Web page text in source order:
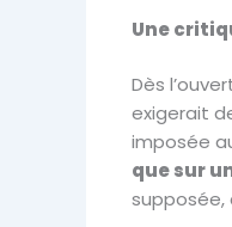
Une
Dès
exigerait
imposée
que sur
supposée,